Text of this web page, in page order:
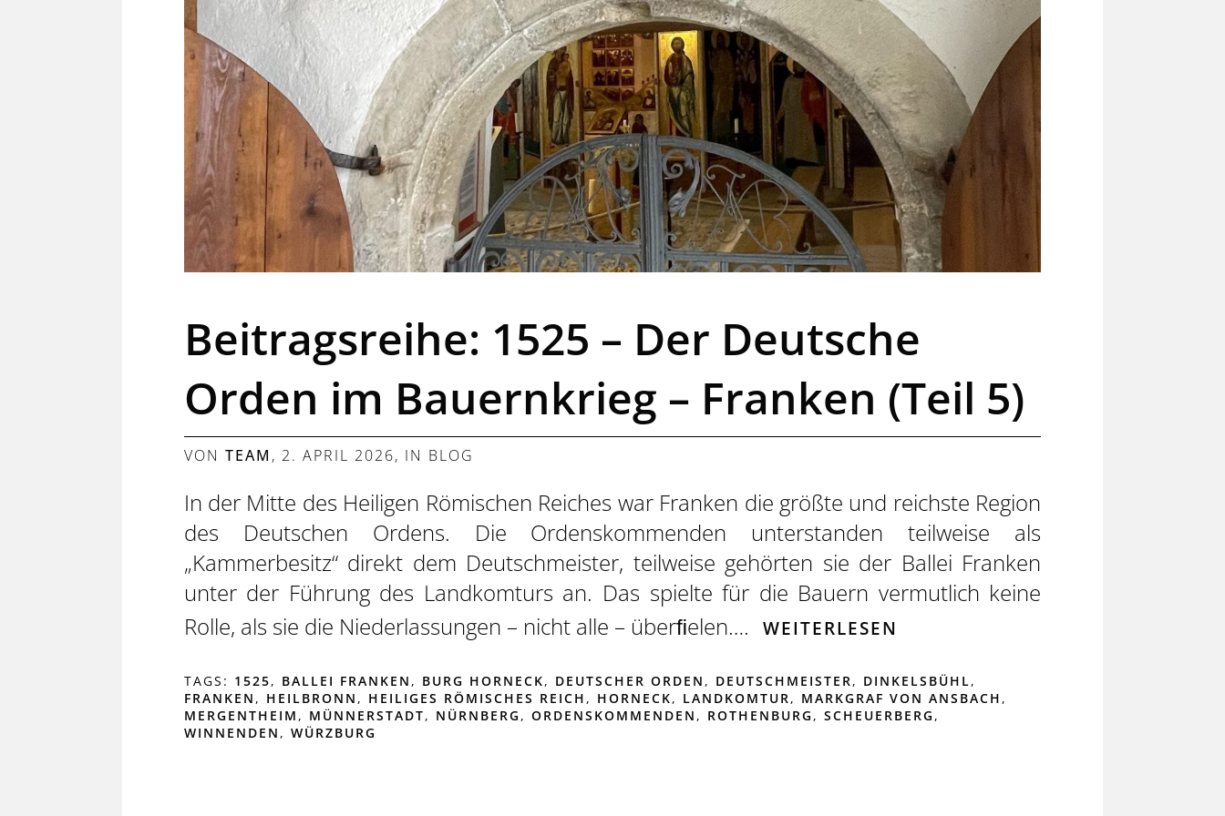
Beitragsreihe: 1525 – Der Deutsche
Orden im Bauernkrieg – Franken (Teil 5)
VON TEAM , 2. APRIL 2026, IN BLOG
In der Mitte des Heiligen Römischen Reiches war Franken die größte und reichste Region
des Deutschen Ordens. Die Ordenskommenden unterstanden teilweise als
„Kammerbesitz“ direkt dem Deutschmeister, teilweise gehörten sie der Ballei Franken
unter der Führung des Landkomturs an. Das spielte für die Bauern vermutlich keine
Rolle, als sie die Niederlassungen – nicht alle – überﬁelen….
WEITERLESEN
TAGS: 1525, BALLEI FRANKEN , BURG HORNECK, DEUTSCHER ORDEN , DEUTSCHMEISTER , DINKELSBÜHL ,
FRANKEN , HEILBRONN , HEILIGES RÖMISCHES REICH , HORNECK, LANDKOMTUR , MARKGRAF VON ANSBACH ,
MERGENTHEIM , MÜNNERSTADT, NÜRNBERG , ORDENSKOMMENDEN , ROTHENBURG , SCHEUERBERG ,
WINNENDEN , WÜRZBURG